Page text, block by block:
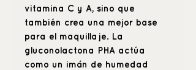
vitamina C y A, sino que
también crea una mejor base
para el maquillaje. La
gluconolactona PHA actúa
como un imán de humedad